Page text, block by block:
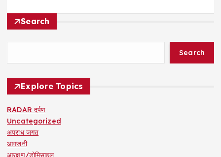
Search
Search
Explore Topics
RADAR दर्पण
Uncategorized
अपराध जगत
आगजनी
आरक्षण/डोमिसाइल